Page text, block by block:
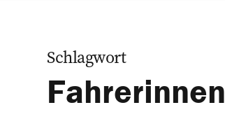
Schlagwort
Fahrerinnen